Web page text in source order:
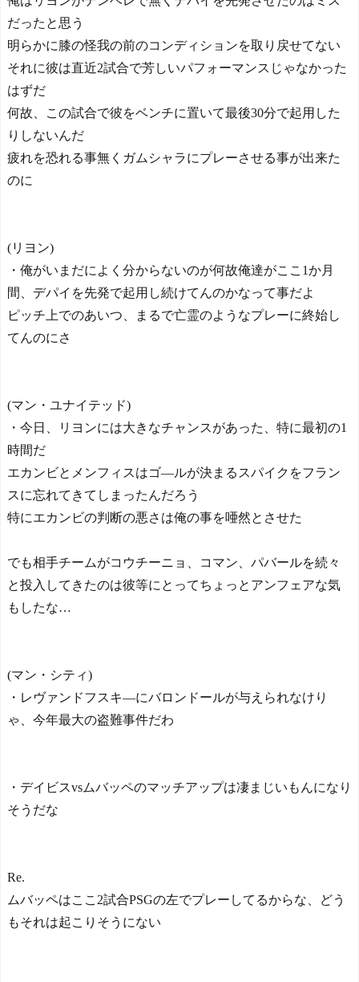
だったと思う
明らかに膝の怪我の前のコンディションを取り戻せてない
それに彼は直近2試合で芳しいパフォーマンスじゃなかった
はずだ
何故、この試合で彼をベンチに置いて最後30分で起用した
りしないんだ
疲れを恐れる事無くガムシャラにプレーさせる事が出来た
のに
(リヨン)
・俺がいまだによく分からないのが何故俺達がここ1か月
間、デパイを先発で起用し続けてんのかなって事だよ
ピッチ上でのあいつ、まるで亡霊のようなプレーに終始し
てんのにさ
(マン・ユナイテッド)
・今日、リヨンには大きなチャンスがあった、特に最初の1
時間だ
エカンビとメンフィスはゴ―ルが決まるスパイクをフラン
スに忘れてきてしまったんだろう
特にエカンビの判断の悪さは俺の事を唖然とさせた
でも相手チームがコウチーニョ、コマン、パバールを続々
と投入してきたのは彼等にとってちょっとアンフェアな気
もしたな…
(マン・シティ)
・レヴァンドフスキ―にバロンドールが与えられなけり
ゃ、今年最大の盗難事件だわ
・デイビスvsムバッペのマッチアップは凄まじいもんになり
そうだな
Re.
ムバッペはここ2試合PSGの左でプレーしてるからな、どう
もそれは起こりそうにない